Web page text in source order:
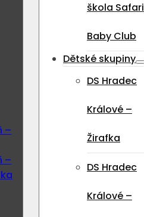
–
–
škola Safari
Baby Club
Dětské skupiny
DS Hradec
Králové –
Žirafka
DS Hradec
Králové –